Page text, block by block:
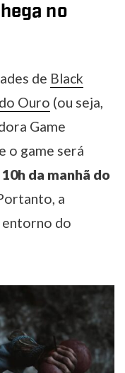
no
de Black
Ouro (ou seja,
Game
o game será
da manhã do
a
do